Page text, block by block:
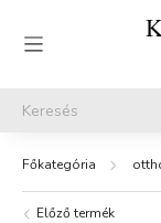
Előző termék